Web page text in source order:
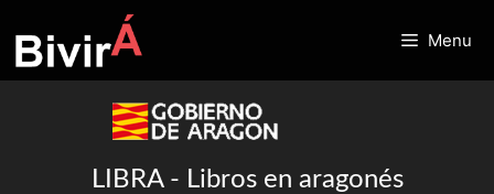
to
content
Menu
LIBRA - Libros en aragonés